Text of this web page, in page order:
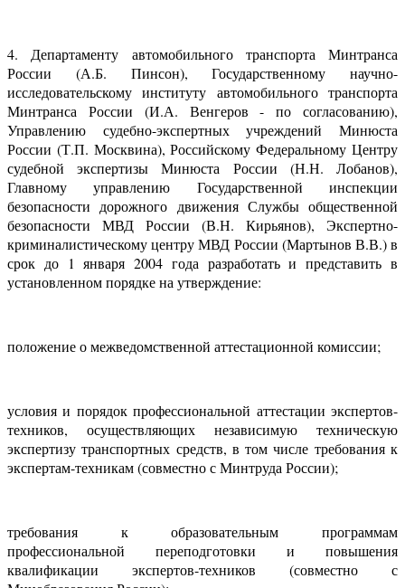
4. Департаменту автомобильного транспорта Минтранса
России (А.Б. Пинсон), Государственному научно-
исследовательскому институту автомобильного транспорта
Минтранса России (И.А. Венгеров - по согласованию),
Управлению судебно-экспертных учреждений Минюста
России (Т.П. Москвина), Российскому Федеральному Центру
судебной экспертизы Минюста России (Н.Н. Лобанов),
Главному управлению Государственной инспекции
безопасности дорожного движения Службы общественной
безопасности МВД России (В.Н. Кирьянов), Экспертно-
криминалистическому центру МВД России (Мартынов В.В.) в
срок до 1 января 2004 года разработать и представить в
установленном порядке на утверждение:
положение о межведомственной аттестационной комиссии;
условия и порядок профессиональной аттестации экспертов-
техников, осуществляющих независимую техническую
экспертизу транспортных средств, в том числе требования к
экспертам-техникам (совместно с Минтруда России);
требования к образовательным программам
профессиональной переподготовки и повышения
квалификации экспертов-техников (совместно с